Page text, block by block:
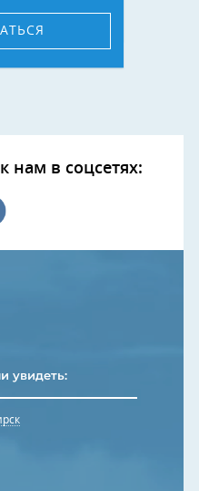
нам в соцсетях:
увидеть: